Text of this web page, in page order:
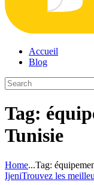
Accueil
Blog
Tag:
Tunisie
Home...Tag:
IjeniTrouvez les